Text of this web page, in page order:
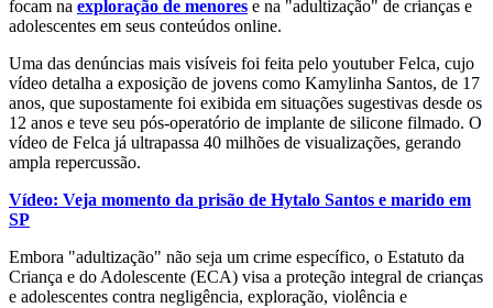
focam na exploração de menores e na "adultização" de crianças e
adolescentes em seus conteúdos online.
Uma das denúncias mais visíveis foi feita pelo youtuber Felca, cujo
vídeo detalha a exposição de jovens como Kamylinha Santos, de 17
anos, que supostamente foi exibida em situações sugestivas desde os
12 anos e teve seu pós-operatório de implante de silicone filmado. O
vídeo de Felca já ultrapassa 40 milhões de visualizações, gerando
ampla repercussão.
Vídeo: Veja momento da prisão de Hytalo Santos e marido em
SP
Embora "adultização" não seja um crime específico, o Estatuto da
Criança e do Adolescente (ECA) visa a proteção integral de crianças
e adolescentes contra negligência, exploração, violência e